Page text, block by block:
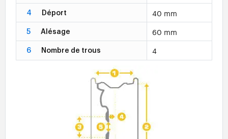
4 Déport 40 mm
5 Alésage 60 mm
6 Nombre de trous 4